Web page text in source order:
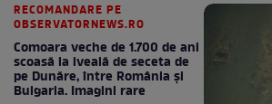
RECOMANDARE PE
OBSERVATORNEWS.RO
Comoara veche de 1.700 de ani
scoasă la iveală de seceta de
pe Dunăre, între România şi
Bulgaria. Imagini rare